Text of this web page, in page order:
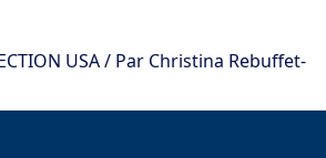
USA/ Par Christina Rebuffet-